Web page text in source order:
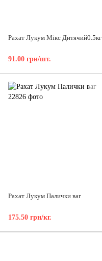
Рахат Лукум Мікс Дитячий0.5кг
91.00 грн/шт.
Рахат Лукум Палички ваг
175.50 грн/кг.